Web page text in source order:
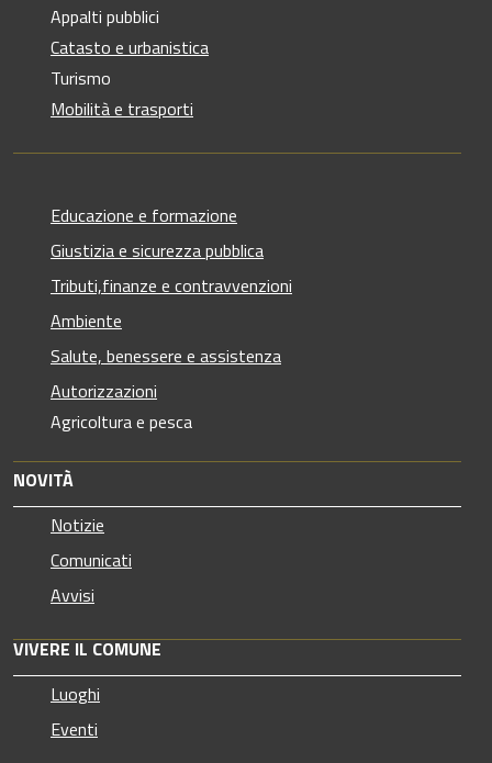
Appalti pubblici
Catasto e urbanistica
Turismo
Mobilità e trasporti
Educazione e formazione
Giustizia e sicurezza pubblica
Tributi,finanze e contravvenzioni
Ambiente
Salute, benessere e assistenza
Autorizzazioni
Agricoltura e pesca
NOVITÀ
Notizie
Comunicati
Avvisi
VIVERE IL COMUNE
Luoghi
Eventi